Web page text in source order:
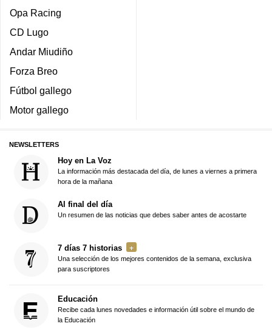
Opa Racing
CD Lugo
Andar Miudiño
Forza Breo
Fútbol gallego
Motor gallego
NEWSLETTERS
Hoy en La Voz
La información más destacada del día, de lunes a viernes a primera
hora de la mañana
Al final del día
Un resumen de las noticias que debes saber antes de acostarte
7 días 7 historias
Una selección de los mejores contenidos de la semana, exclusiva
para suscriptores
Educación
Recibe cada lunes novedades e información útil sobre el mundo de
la Educación